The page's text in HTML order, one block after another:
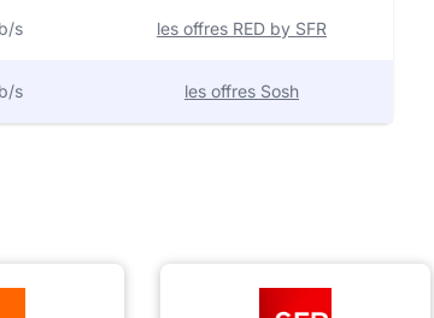
s les offres RED by SFR
s les offres Sosh